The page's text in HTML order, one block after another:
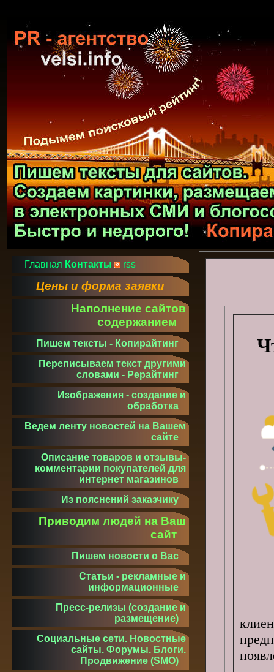
Главная Контакты rss
Цены и форма заявки
Наполнение сайтов
содержанием
Пишем тексты - Копирайтинг
Переписываем текст другими
словами - Рерайтинг
Изображения - создание и
обработка
Ведем ленту новостей на Вашем
сайте
Описание товаров и отзывы-
комментарии покупателей для
интернет магазинов
Из пояснений заказчику
Приводим людей на Ваш
сайт
Пишем новости о Вас
Статьи - рекламные и
информационные
Пресс-релизы (создание и
размещение)
Социальные сети. Новостные
сайты. Форумы. Блоги.
Продвижение (SMO)